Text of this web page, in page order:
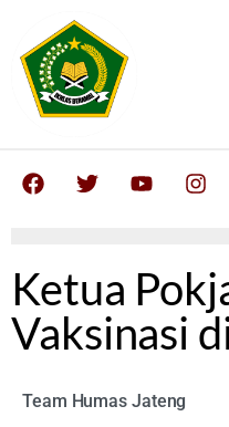
Ketua
Vaksinasi
Team Humas Jateng